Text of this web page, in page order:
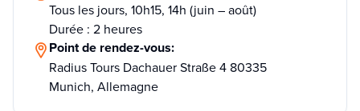
Tous les jours, 10h15, 14h (juin – août)
Durée : 2 heures
Point de rendez-vous:
Radius Tours Dachauer Straße 4 80335
Munich, Allemagne